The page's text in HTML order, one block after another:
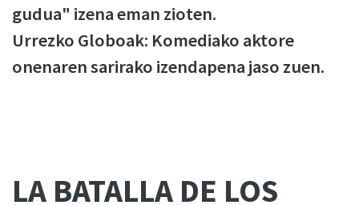
gudua" izena eman zioten.
Urrezko Globoak: Komediako aktore
onenaren sarirako izendapena jaso zuen.
LA BATALLA DE LOS